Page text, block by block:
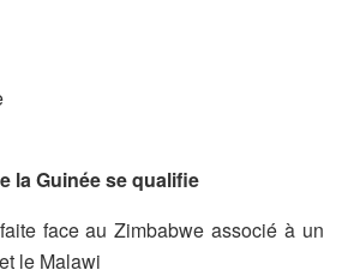
la Guinée se qualifie
face au Zimbabwe associé à un
le Malawi